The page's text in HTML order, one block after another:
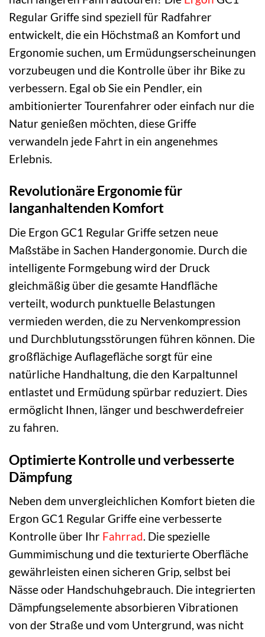
Regular Griffe sind speziell für Radfahrer
entwickelt, die ein Höchstmaß an Komfort und
Ergonomie suchen, um Ermüdungserscheinungen
vorzubeugen und die Kontrolle über ihr Bike zu
verbessern. Egal ob Sie ein Pendler, ein
ambitionierter Tourenfahrer oder einfach nur die
Natur genießen möchten, diese Griffe
verwandeln jede Fahrt in ein angenehmes
Erlebnis.
Revolutionäre Ergonomie für
langanhaltenden Komfort
Die Ergon GC1 Regular Griffe setzen neue
Maßstäbe in Sachen Handergonomie. Durch die
intelligente Formgebung wird der Druck
gleichmäßig über die gesamte Handfläche
verteilt, wodurch punktuelle Belastungen
vermieden werden, die zu Nervenkompression
und Durchblutungsstörungen führen können. Die
großflächige Auflagefläche sorgt für eine
natürliche Handhaltung, die den Karpaltunnel
entlastet und Ermüdung spürbar reduziert. Dies
ermöglicht Ihnen, länger und beschwerdefreier
zu fahren.
Optimierte Kontrolle und verbesserte
Dämpfung
Neben dem unvergleichlichen Komfort bieten die
Ergon GC1 Regular Griffe eine verbesserte
Kontrolle über Ihr Fahrrad. Die spezielle
Gummimischung und die texturierte Oberfläche
gewährleisten einen sicheren Grip, selbst bei
Nässe oder Handschuhgebrauch. Die integrierten
Dämpfungselemente absorbieren Vibrationen
von der Straße und vom Untergrund, was nicht